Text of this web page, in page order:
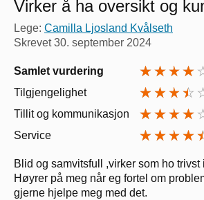
Virker å ha oversikt og
Lege: Camilla Ljosland Kvålseth
Skrevet30. september 2024
Samlet vurdering
Tilgjengelighet
Tillit og kommunikasjon
Service
Blid og samvitsfull ,virker som ho trivst
Høyrer på meg når eg fortel om
gjerne hjelpe meg med det.